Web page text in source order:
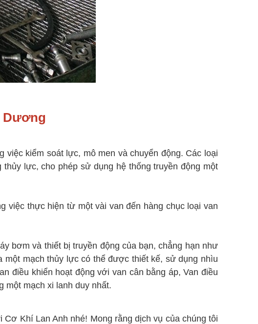
Dương
kiểm soát lực, mô men và chuyển động. Các loại
lực, cho phép sử dụng hệ thống truyền động một
thực hiện từ một vài van đến hàng chục loại van
và thiết bị truyền động của bạn, chẳng hạn như
mạch thủy lực có thể được thiết kế, sử dụng nhìu
điều khiển hoạt động với van cân bằng áp, Van điều
mạch xi lanh duy nhất.
Cơ Khí Lan Anh nhé! Mong rằng dịch vụ của chúng tôi